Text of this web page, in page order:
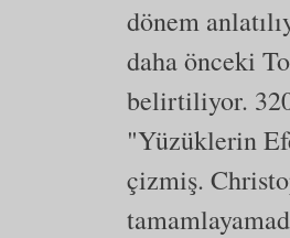
dönem
daha önceki
belirtiliyor.
"Yüzüklerin
çizmiş.